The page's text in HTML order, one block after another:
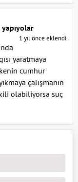
1 yıl önce eklendi.
yaratmaya
cumhur
çalışmanın
olabiliyorsa suç